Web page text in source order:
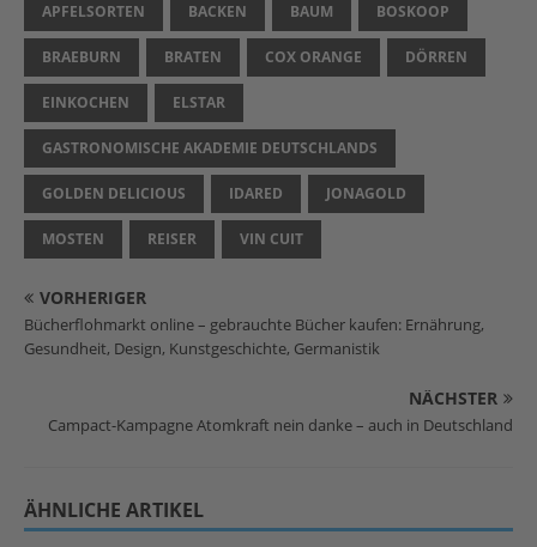
APFELSORTEN BACKEN BAUM BOSKOOP
BRAEBURN BRATEN COX ORANGE DÖRREN
EINKOCHEN ELSTAR
GASTRONOMISCHE AKADEMIE DEUTSCHLANDS
GOLDEN DELICIOUS IDARED JONAGOLD
MOSTEN REISER VIN CUIT
VORHERIGER
Bücherflohmarkt online – gebrauchte Bücher kaufen: Ernährung,
Gesundheit, Design, Kunstgeschichte, Germanistik
NÄCHSTER
Campact-Kampagne Atomkraft nein danke – auch in Deutschland
ÄHNLICHE ARTIKEL